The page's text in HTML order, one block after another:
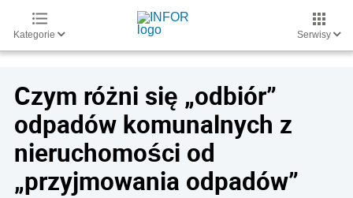
Kategorie Serwisy
Czym różni się „odbiór”
odpadów komunalnych z
nieruchomości od
„przyjmowania odpadów”